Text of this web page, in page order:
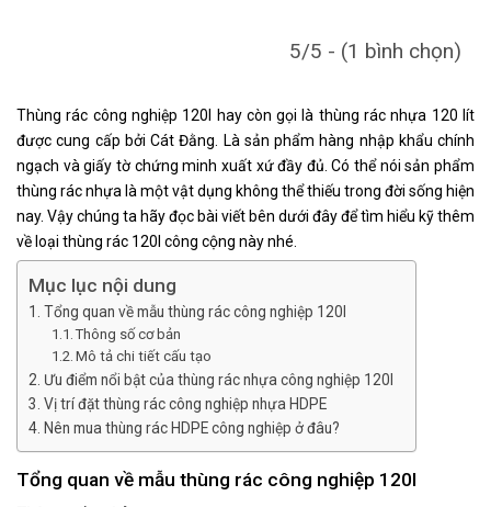
5/5 - (1 bình chọn)
Thùng rác công nghiệp 120l hay còn gọi là thùng rác nhựa 120 lít
được cung cấp bởi Cát Đằng. Là sản phẩm hàng nhập khẩu chính
ngạch và giấy tờ chứng minh xuất xứ đầy đủ. Có thể nói sản phẩm
thùng rác nhựa là một vật dụng không thể thiếu trong đời sống hiện
nay. Vậy chúng ta hãy đọc bài viết bên dưới đây để tìm hiểu kỹ thêm
về loại thùng rác 120l công cộng này nhé.
Mục lục nội dung
Tổng quan về mẫu thùng rác công nghiệp 120l
Thông số cơ bản
Mô tả chi tiết cấu tạo
Ưu điểm nổi bật của thùng rác nhựa công nghiệp 120l
Vị trí đặt thùng rác công nghiệp nhựa HDPE
Nên mua thùng rác HDPE công nghiệp ở đâu?
Tổng quan về mẫu thùng rác công nghiệp 120l